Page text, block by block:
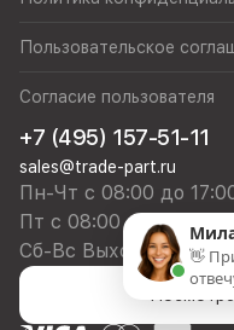
Пользовательское
Согласие пользователя
+7 (495) 157-51-11
sales@trade-part.ru
Пн-Чт с 08:00 до
Пт с 08:00 до 16:00
Сб-Вс Выходной 👋